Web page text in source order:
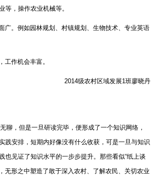
等，操作农业机械等。
广。例如园林规划、村镇规划、生物技术、专业英语
作机会丰富。
2014级农村区域发展1班廖晓丹
聊，但是一旦研读完毕，便形成了一个知识网络，
践安排，短期内好像没有什么收获，可是一旦与知识
也见证了知识水平的一步步提升。那些看似“纸上谈
无形之中塑造了敢于深入农村、了解农民、关切农业